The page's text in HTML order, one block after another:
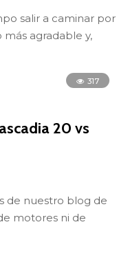
salir a caminar por
agradable y,
317
20 vs
de nuestro blog de
motores ni de